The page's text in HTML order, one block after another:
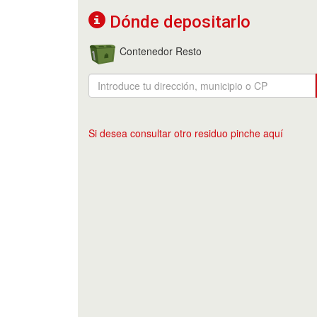
Dónde depositarlo
Contenedor Resto
Si desea consultar otro residuo pinche aquí